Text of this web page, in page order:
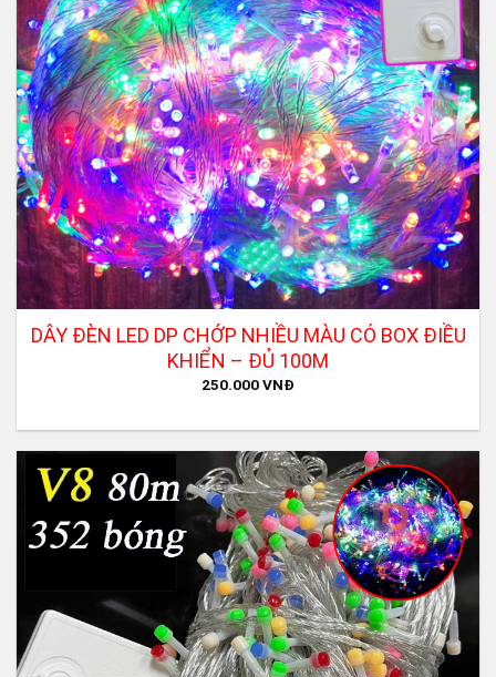
DÂY ĐÈN LED DP CHỚP NHIỀU MÀU CÓ BOX ĐIỀU
KHIỂN – ĐỦ 100M
250.000VNĐ